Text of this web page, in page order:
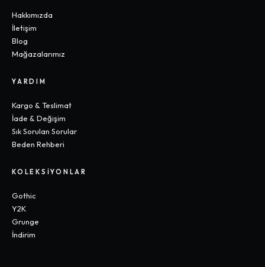
Hakkımızda
İletişim
Blog
Mağazalarımız
YARDIM
Kargo & Teslimat
İade & Değişim
Sık Sorulan Sorular
Beden Rehberi
KOLEKSIYONLAR
Gothic
Y2K
Grunge
İndirim